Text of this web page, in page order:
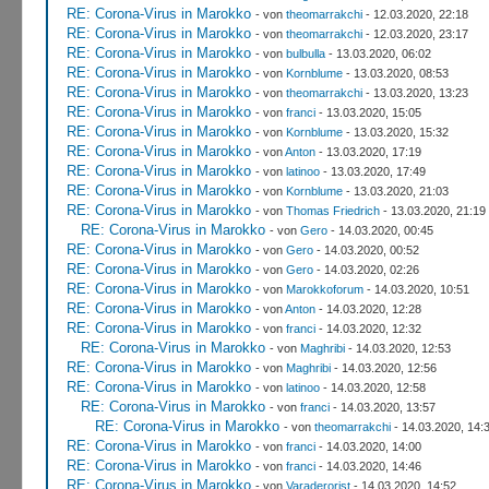
RE: Corona-Virus in Marokko - von theomarrakchi- 12.03.2020, 22:18
RE: Corona-Virus in Marokko - von theomarrakchi- 12.03.2020, 23:17
RE: Corona-Virus in Marokko - von bulbulla- 13.03.2020, 06:02
RE: Corona-Virus in Marokko - von Kornblume- 13.03.2020, 08:53
RE: Corona-Virus in Marokko - von theomarrakchi- 13.03.2020, 13:23
RE: Corona-Virus in Marokko - von franci- 13.03.2020, 15:05
RE: Corona-Virus in Marokko - von Kornblume- 13.03.2020, 15:32
RE: Corona-Virus in Marokko - vonAnton- 13.03.2020, 17:19
RE: Corona-Virus in Marokko - von latinoo- 13.03.2020, 17:49
RE: Corona-Virus in Marokko - von Kornblume- 13.03.2020, 21:03
RE: Corona-Virus in Marokko - von Thomas Friedrich- 13.03.2020, 21:19
RE: Corona-Virus in Marokko - von Gero- 14.03.2020, 00:45
RE: Corona-Virus in Marokko - von Gero- 14.03.2020, 00:52
RE: Corona-Virus in Marokko - von Gero- 14.03.2020, 02:26
RE: Corona-Virus in Marokko - von Marokkoforum- 14.03.2020, 10:51
RE: Corona-Virus in Marokko - vonAnton- 14.03.2020, 12:28
RE: Corona-Virus in Marokko - von franci- 14.03.2020, 12:32
RE: Corona-Virus in Marokko - von Maghribi- 14.03.2020, 12:53
RE: Corona-Virus in Marokko - von Maghribi- 14.03.2020, 12:56
RE: Corona-Virus in Marokko - von latinoo- 14.03.2020, 12:58
RE: Corona-Virus in Marokko - von franci- 14.03.2020, 13:57
RE: Corona-Virus in Marokko - von theomarrakchi- 14.03.2020,
RE: Corona-Virus in Marokko - von franci- 14.03.2020, 14:00
RE: Corona-Virus in Marokko - von franci- 14.03.2020, 14:46
RE: Corona-Virus in Marokko - von Varaderorist- 14.03.2020, 14:52